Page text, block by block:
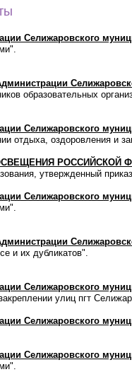
Селижаровского
образовательных
Селижаровского
отдыха, оздоровления и
РОССИЙСКОЙ
утвержденный
Селижаровского
и их дубликатов".
Селижаровского
улиц пгт
Селижаровского
Селижаровского